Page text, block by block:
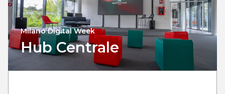
Milano Digital Week
Hub Centrale